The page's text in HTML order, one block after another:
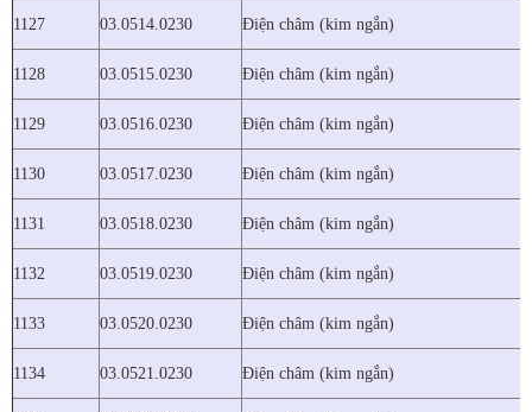
1127 03.0514.0230 Điện châm (kim ngắn)
1128 03.0515.0230 Điện châm (kim ngắn)
1129 03.0516.0230 Điện châm (kim ngắn)
1130 03.0517.0230 Điện châm (kim ngắn)
1131 03.0518.0230 Điện châm (kim ngắn)
1132 03.0519.0230 Điện châm (kim ngắn)
1133 03.0520.0230 Điện châm (kim ngắn)
1134 03.0521.0230 Điện châm (kim ngắn)